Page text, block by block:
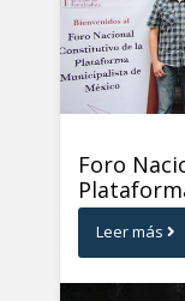
Foro
Leer más